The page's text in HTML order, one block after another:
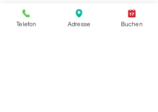
ÜBER 30 JAHRE ERFAHRUNG
Telefon Adresse Buchen